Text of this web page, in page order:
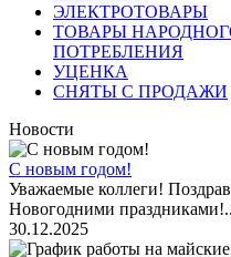
ЭЛЕКТРОТОВАРЫ
ТОВАРЫ
ПОТРЕБЛЕНИЯ
УЦЕНКА
СНЯТЫ С ПРОДАЖИ
Новости
С новым годом!
Уважаемые коллеги!
Новогодними праздниками!..
30.12.2025